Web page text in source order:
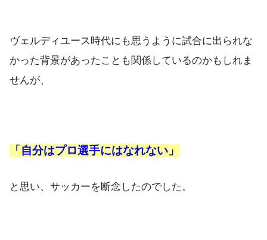
ヴェルディユース時代にも思うように試合に出られな
かった背景があったことも関係しているのかもしれま
せんが、
「自分はプロ選手にはなれない」
と思い、サッカーを断念したのでした。